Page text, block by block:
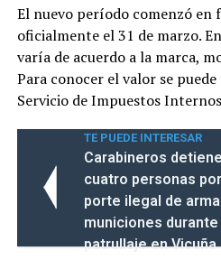
El nuevo período comenzó en
oficialmente el 31 de marzo.
varía de acuerdo a la marca,
Para conocer el valor se
Servicio de Impuestos
TE PUEDE INTERESAR
Carabineros
cuatro personas por
porte ilegal de
municiones durante
patrullaje en Vicuña